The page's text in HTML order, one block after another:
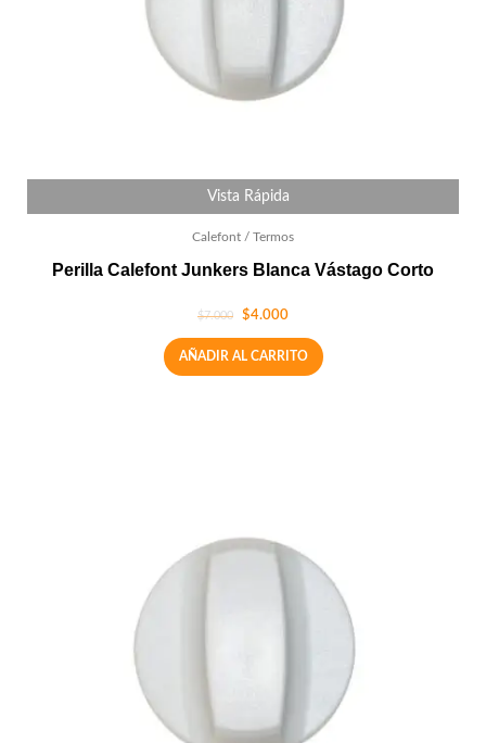
Vista Rápida
Calefont / Termos
Perilla Calefont Junkers Blanca Vástago Corto
$7.000 $4.000
AÑADIR AL CARRITO